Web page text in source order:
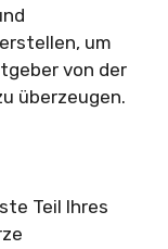
um
von der
überzeugen.
Teil Ihres